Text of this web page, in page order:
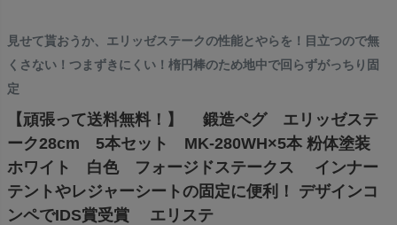
見せて貰おうか、エリッゼステークの性能とやらを！目立つので無
くさない！つまずきにくい！楕円棒のため地中で回らずがっちり固
定
【頑張って送料無料！】 鍛造ペグ エリッゼステ
ーク28cm 5本セット MK-280WH×5本 粉体塗装
ホワイト 白色 フォージドステークス インナー
テントやレジャーシートの固定に便利！ デザインコ
ンペでIDS賞受賞 エリステ